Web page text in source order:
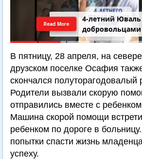
4-летний Юваль
добровольцами
Read More
В пятницу, 28 апреля, на
друзском поселке Осафия
скончался полуторагодовалый
Родители вызвали скорую
отправились вместе с
Машина скорой помощи
ребенком по дороге в
попытки спасти жизнь
успеху.